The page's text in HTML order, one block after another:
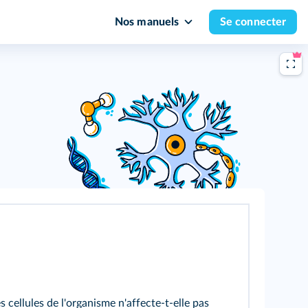
Nos manuels Se connecter
cellules de l'organisme n'affecte-t-elle pas